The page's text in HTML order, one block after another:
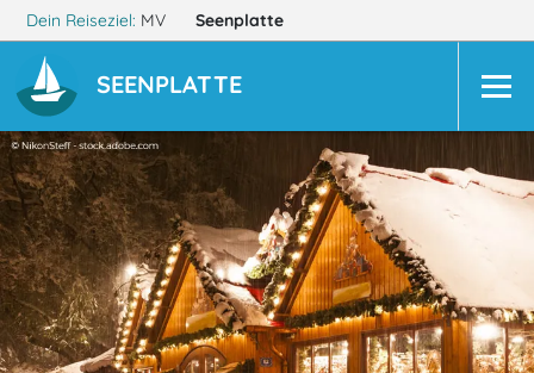
Dein Reiseziel: MV Seenplatte
SEENPLATTE